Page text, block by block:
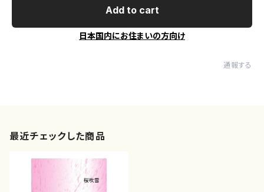
Add to cart
日本国内にお住まいの方向け
通報する
最近チェックした商品